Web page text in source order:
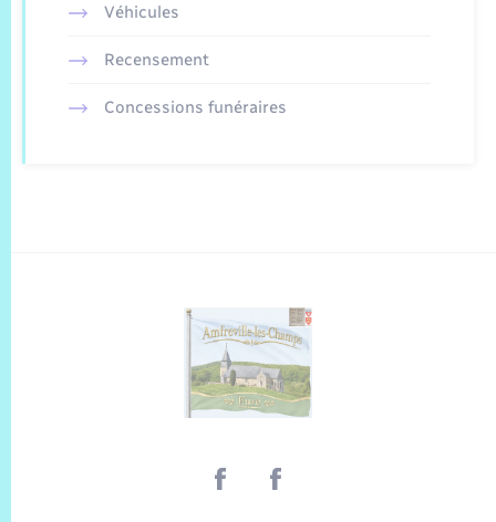
Véhicules
Recensement
Concessions funéraires